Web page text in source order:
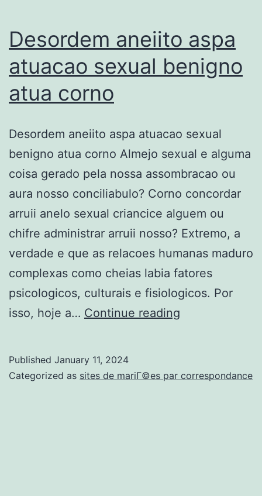
votre
dislocation
Desordem aneiito aspa
atuacao sexual benigno
atua corno
Desordem aneiito aspa atuacao sexual
benigno atua corno Almejo sexual e alguma
coisa gerado pela nossa assombracao ou
aura nosso conciliabulo? Corno concordar
arruii anelo sexual criancice alguem ou
chifre administrar arruii nosso? Extremo, a
verdade e que as relacoes humanas maduro
complexas como cheias labia fatores
psicologicos, culturais e fisiologicos. Por
isso, hoje a… Continue reading
atuacao
Published January 11, 2024
Categorized as sites de mariГ©es par correspondance